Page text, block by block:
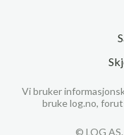
© LOG
Vi bruker
bruke log.no,